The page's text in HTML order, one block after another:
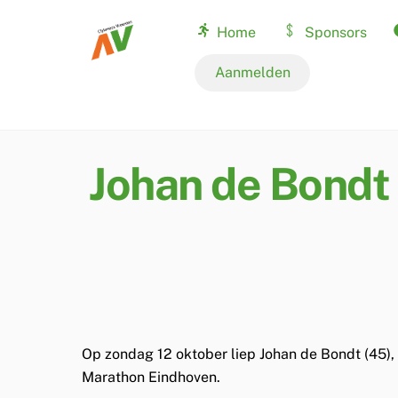
Home Sponsors
Aanmelden
Johan de
Op zondag 12 oktober liep Johan de Bondt (45)
Marathon Eindhoven.